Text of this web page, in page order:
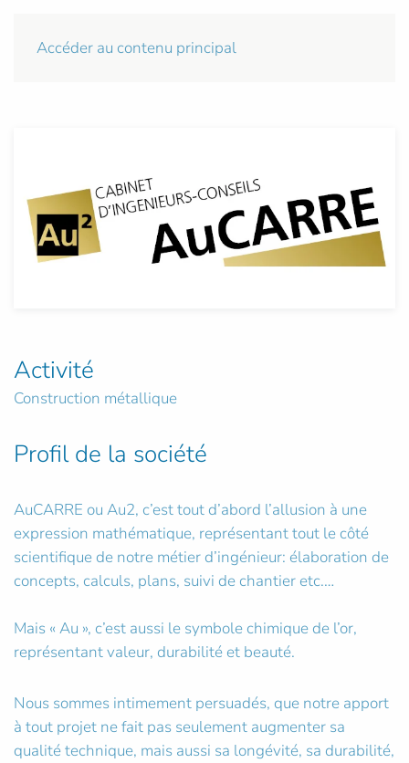
Accéder au contenu principal
Activité
Construction métallique
Profil de la société
AuCARRE ou Au2, c’est tout d’abord l’allusion à une
expression mathématique, représentant tout le côté
scientifique de notre métier d’ingénieur: élaboration de
concepts, calculs, plans, suivi de chantier etc.…
Mais « Au », c’est aussi le symbole chimique de l’or,
représentant valeur, durabilité et beauté.
Nous sommes intimement persuadés, que notre apport
à tout projet ne fait pas seulement augmenter sa
qualité technique, mais aussi sa longévité, sa durabilité,